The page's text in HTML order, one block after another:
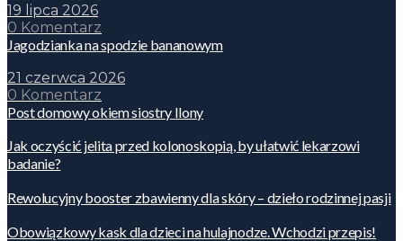
19 lipca 2026
0 Komentarz
Jagodzianka na spodzie bananowym
21 czerwca 2026
0 Komentarz
Post domowy okiem siostry Ilony
Jak oczyścić jelita przed kolonoskopią, by ułatwić lekarzowi
badanie?
Rewolucyjny booster zbawienny dla skóry – dzieło rodzinnej pasji
Obowiązkowy kask dla dzieci na hulajnodze. Wchodzi przepis!